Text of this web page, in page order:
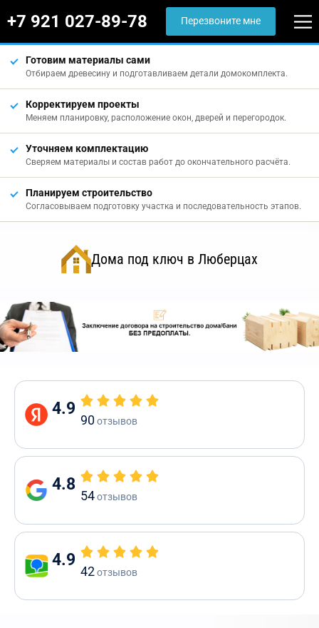
+7 921 027-89-78 Перезвоните мне
Готовим материалы сами
Отбираем древесину и подготавливаем детали домокомплекта.
Корректируем проекты
Меняем планировку, расположение окон, дверей и перегородок.
Уточняем комплектацию
Сверяем материалы и состав работ до окончательного расчёта.
Планируем строительство
Согласовываем подготовку участка и последовательность этапов.
Дома под ключ в Люберцах
4.9
90отзывов
4.8
54отзывов
4.9
42отзывов